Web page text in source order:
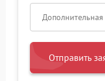
Отправить